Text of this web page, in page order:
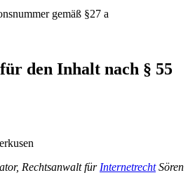
gemäß §27 a
den Inhalt nach § 55
Rechtsanwalt für InternetrechtSören